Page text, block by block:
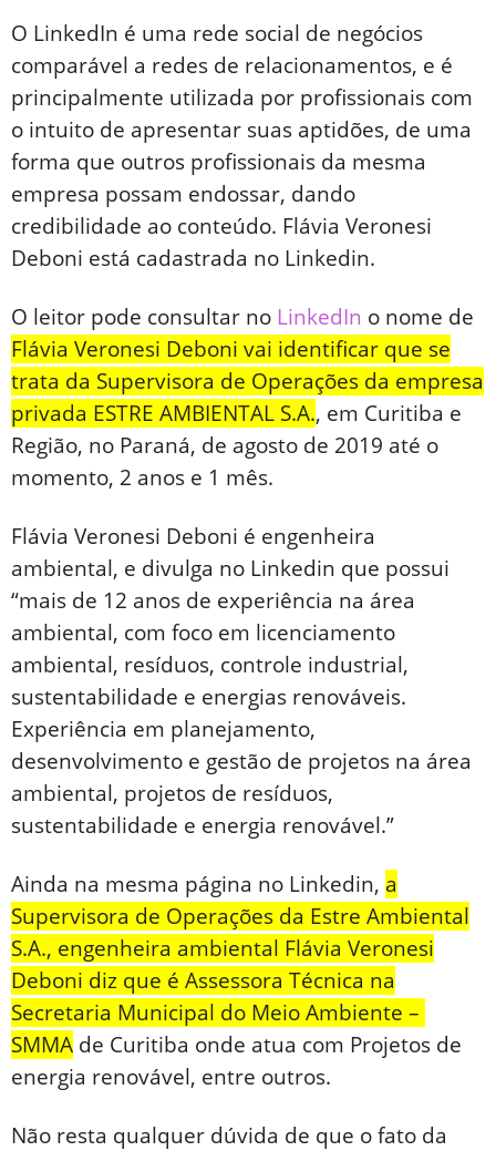
O LinkedIn é uma rede social de negócios
comparável a redes de relacionamentos, e é
principalmente utilizada por profissionais com
o intuito de apresentar suas aptidões, de uma
forma que outros profissionais da mesma
empresa possam endossar, dando
credibilidade ao conteúdo. Flávia Veronesi
Deboni está cadastrada no Linkedin.
O leitor pode consultar no LinkedIn o nome de
Flávia Veronesi Deboni vai identificar que se
trata da Supervisora de Operações da empresa
privada ESTRE AMBIENTAL S.A., em Curitiba e
Região, no Paraná, de agosto de 2019 até o
momento, 2 anos e 1 mês.
Flávia Veronesi Deboni é engenheira
ambiental, e divulga no Linkedin que possui
“mais de 12 anos de experiência na área
ambiental, com foco em licenciamento
ambiental, resíduos, controle industrial,
sustentabilidade e energias renováveis.
Experiência em planejamento,
desenvolvimento e gestão de projetos na área
ambiental, projetos de resíduos,
sustentabilidade e energia renovável.”
Ainda na mesma página no Linkedin, a
Supervisora de Operações da Estre Ambiental
S.A., engenheira ambiental Flávia Veronesi
Deboni diz que é Assessora Técnica na
Secretaria Municipal do Meio Ambiente –
SMMA de Curitiba onde atua com Projetos de
energia renovável, entre outros.
Não resta qualquer dúvida de que o fato da